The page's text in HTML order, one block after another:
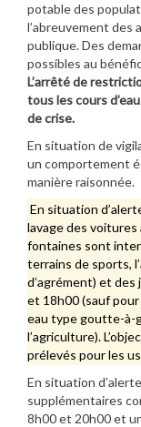
potable des
l’abreuvement des
publique. Des
possibles au
L’arrêté de
tous les cours
de crise.
En situation de
un comportement
manière raisonnée.
En situation
lavage des
fontaines sont
terrains de sports,
d’agrément) et
et 18h00 (sauf
eau type goutte-à-
l’agriculture).
prélevés pour les
En situation
supplémentaires
8h00 et 20h00 et